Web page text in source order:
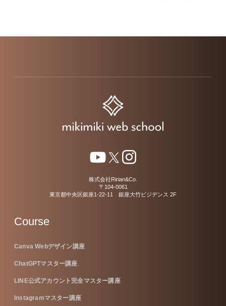
株式会社Ririan&Co.
〒104-0061
東京都中央区銀座1-22-11 銀座大竹ビジデンス 2F
Course
Canva Webデザイン講座
ChatGPTマスター講座
LINE公式アカウント完全マスター講座
Instagramマスター講座